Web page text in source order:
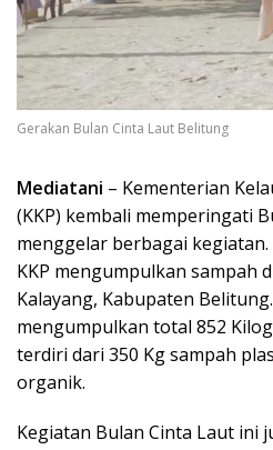
Gerakan Bulan Cinta Laut Belitung
Mediatani – Kementerian
(KKP) kembali memperingati
menggelar berbagai kegiatan.
KKP mengumpulkan sampah
Kalayang, Kabupaten
mengumpulkan total 852
terdiri dari 350 Kg sampah
organik.
Kegiatan Bulan Cinta Laut ini